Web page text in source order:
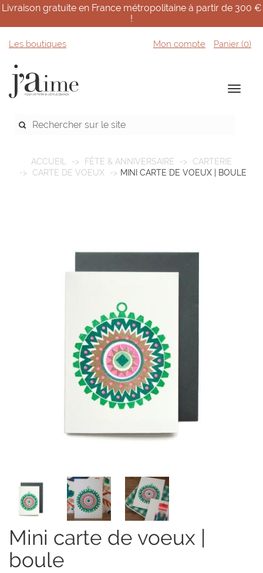
Livraison gratuite en France métropolitaine à partir de 300 €
!
Les boutiques Mon compte Panier (0)
ACCUEIL FÊTE & ANNIVERSAIRE
CARTERIE
CARTE DE VOEUX
MINI CARTE DE VOEUX | BOULE
mini carte de voeux |
boule